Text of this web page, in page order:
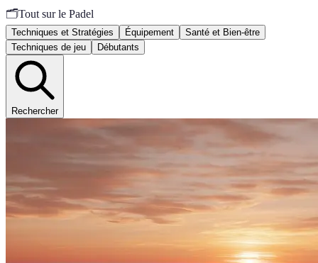
🗂️Tout sur le Padel
Techniques et Stratégies Équipement
Santé et Bien-être
Techniques de jeu
Débutants
Rechercher